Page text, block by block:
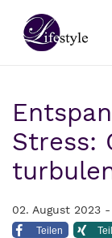
Stress:
02. August 2023 -
Teilen